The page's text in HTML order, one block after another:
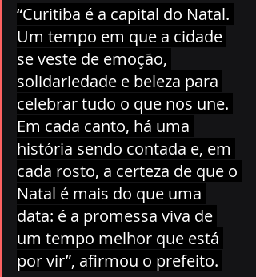
“Curitiba é a capital do Natal.
Um tempo em que a cidade
se veste de emoção,
solidariedade e beleza para
celebrar tudo o que nos une.
Em cada canto, há uma
história sendo contada e, em
cada rosto, a certeza de que o
Natal é mais do que uma
data: é a promessa viva de
um tempo melhor que está
por vir”, afirmou o prefeito.